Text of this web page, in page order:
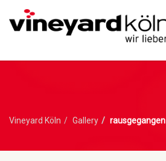
Vineyard Köln Gallery rausgegangen